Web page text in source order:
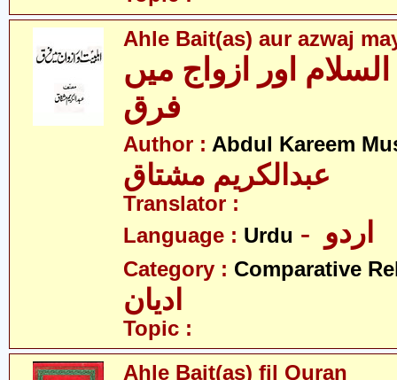
Ahle Bait(as) aur azwaj
اور ازواج میں
Author : Abdul Kareem
عبدالکریم مشتاق
Translator :
Language : Urdu
Category : Comparative
ادیان
Topic :
Ahle Bait(as) fil Quran